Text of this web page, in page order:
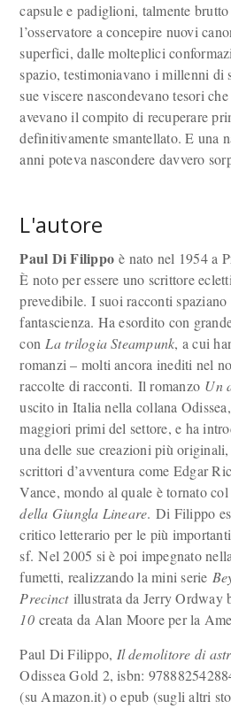
capsule e padiglioni, talmente
l’osservatore a concepire nuovi
superfici, dalle molteplici
spazio, testimoniavano i millenni di
sue viscere nascondevano tesori
avevano il compito di recuperare
definitivamente smantellato. E una
anni poteva nascondere davvero
L'autore
Paul Di Filippo è nato nel 1954 a
È noto per essere uno scrittore
prevedibile. I suoi racconti
fantascienza. Ha esordito con
con La trilogia Steampunk, a cui
romanzi – molti ancora inediti nel
raccolte di racconti. Il romanzo Un
uscito in Italia nella collana
maggiori primi del settore, e ha
una delle sue creazioni più
scrittori d’avventura come Edgar
Vance, mondo al quale è tornato col
della Giungla Lineare. Di Filippo
critico letterario per le più
sf. Nel 2005 si è poi impegnato
fumetti, realizzando la mini serie
Precinctillustrata da Jerry Ordway
10creata da Alan Moore per la
Paul Di Filippo, Il demolitore di
Odissea Gold 2, isbn:
(su Amazon.it) o epub (sugli altri